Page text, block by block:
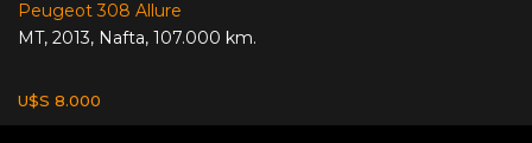
Peugeot 308 Allure
MT, 2013, Nafta, 107.000 km.
U$S 8.000